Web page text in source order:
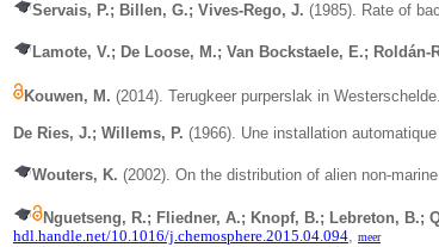
Servais, P.; Billen, G.; Vives-Rego, J. (1985). Rate of
Lamote, V.; De Loose, M.; Van Bockstaele, E.; Roldán-
Kouwen, M. (2014). Terugkeer purperslak in Westerschelde.
De Ries, J.; Willems, P. (1966). Une installation
Wouters, K. (2002). On the distribution of alien non-
Nguetseng, R.; Fliedner, A.; Knopf, B.; Lebreton, B.;
hdl.handle.net/10.1016/j.chemosphere.2015.04.094, meer